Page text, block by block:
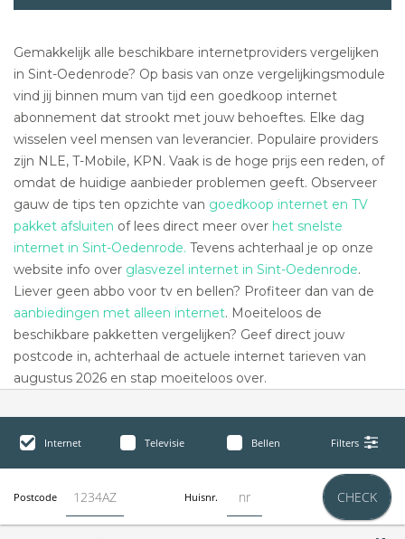
Gemakkelijk alle beschikbare internetproviders vergelijken
in Sint-Oedenrode? Op basis van onze vergelijkingsmodule
vind jij binnen mum van tijd een goedkoop internet
abonnement dat strookt met jouw behoeftes. Elke dag
wisselen veel mensen van leverancier. Populaire providers
zijn NLE, T-Mobile, KPN. Vaak is de hoge prijs een reden, of
omdat de huidige aanbieder problemen geeft. Observeer
gauw de tips ten opzichte van goedkoop internet en TV
pakket afsluiten of lees direct meer over het snelste
internet in Sint-Oedenrode. Tevens achterhaal je op onze
website info over glasvezel internet in Sint-Oedenrode.
Liever geen abbo voor tv en bellen? Profiteer dan van de
aanbiedingen met alleen internet. Moeiteloos de
beschikbare pakketten vergelijken? Geef direct jouw
postcode in, achterhaal de actuele internet tarieven van
augustus 2026 en stap moeiteloos over.
Internet Televisie Bellen Filters
Postcode Huisnr. CHECK